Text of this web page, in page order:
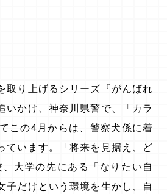
取り上げるシリーズ『がんばれ
いかけ、神奈川県警で、「カラ
この4月からは、警察犬係に着
ています。「将来を見据え、ど
大学の先にある「なりたい自
子だけという環境を生かし、自